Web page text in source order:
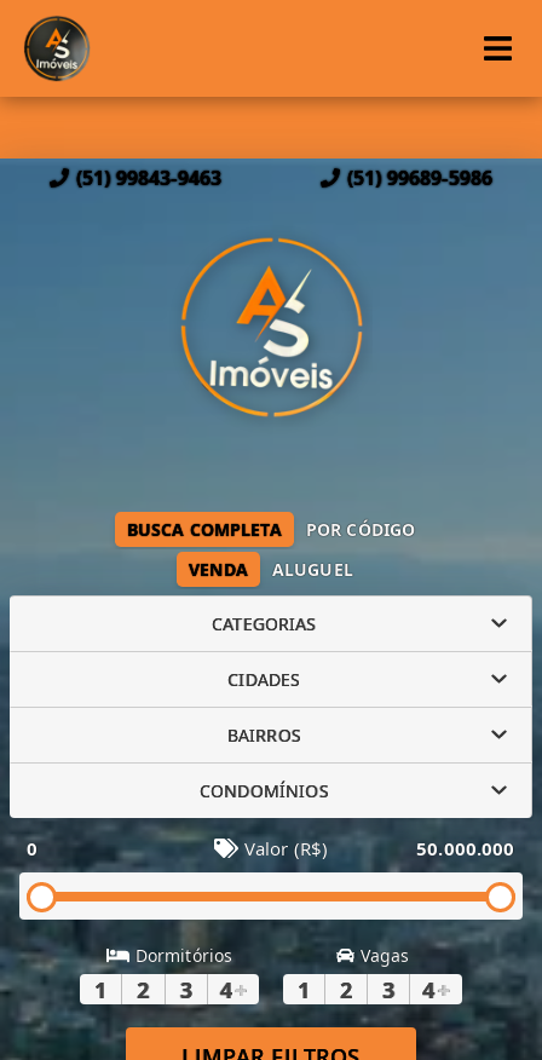
(51) 99843-9463 (51) 99689-5986
VENDA ALUGUEL
BUSCA COMPLETA POR CÓDIGO
CATEGORIAS
CIDADES
BAIRROS
CONDOMÍNIOS
0 Valor (R$) 50.000.000
Dormitórios
1 2 3 4+
Vagas
1 2 3 4+